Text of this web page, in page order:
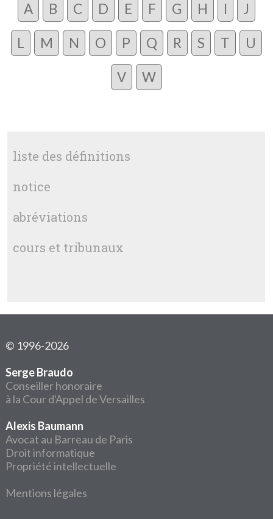
A B C D E F G H I J
L M N O P Q R S T U
V W
liste des définitions
notice
abréviations
cours et tribunaux
© 1996-2026
Serge Braudo
Conseiller honoraire
à la Cour d'Appel de Versailles
Alexis Baumann
Avocat au Barreau de Paris
Droit informatique
Propriété intellectuelle
Mentions légales